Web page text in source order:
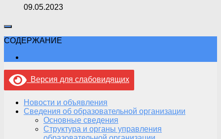
09.05.2023
СОДЕРЖАНИЕ
Версия для слабовидящих
Новости и объявления
Сведения об образовательной организации
Основные сведения
Структура и органы управления